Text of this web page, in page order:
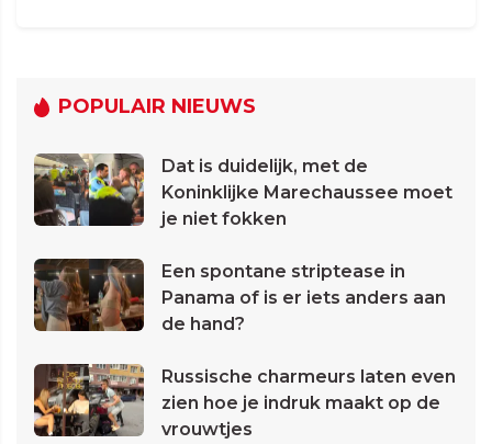
POPULAIR NIEUWS
Dat is duidelijk, met de
Koninklijke Marechaussee moet
je niet fokken
Een spontane striptease in
Panama of is er iets anders aan
de hand?
Russische charmeurs laten even
zien hoe je indruk maakt op de
vrouwtjes